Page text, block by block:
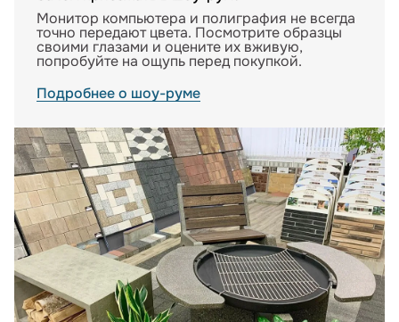
Монитор компьютера и полиграфия не всегда
точно передают цвета. Посмотрите образцы
своими глазами и оцените их вживую,
попробуйте на ощупь перед покупкой.
Подробнее о шоу-руме